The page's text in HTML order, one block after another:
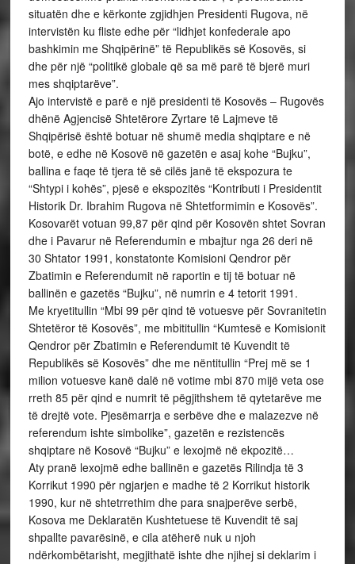
situatën dhe e kërkonte zgjidhjen Presidenti Rugova, në
intervistën ku fliste edhe për “lidhjet konfederale apo
bashkimin me Shqipërinë” të Republikës së Kosovës, si
dhe për një “politikë globale që sa më parë të bjerë muri
mes shqiptarëve”.
Ajo intervistë e parë e një presidenti të Kosovës – Rugovës
dhënë Agjencisë Shtetërore Zyrtare të Lajmeve të
Shqipërisë është botuar në shumë media shqiptare e në
botë, e edhe në Kosovë në gazetën e asaj kohe “Bujku”,
ballina e faqe të tjera të së cilës janë të ekspozura te
“Shtypi i kohës”, pjesë e ekspozitës “Kontributi i Presidentit
Historik Dr. Ibrahim Rugova në Shtetformimin e Kosovës”.
Kosovarët votuan 99,87 për qind për Kosovën shtet Sovran
dhe i Pavarur në Referendumin e mbajtur nga 26 deri në
30 Shtator 1991, konstatonte Komisioni Qendror për
Zbatimin e Referendumit në raportin e tij të botuar në
ballinën e gazetës “Bujku”, në numrin e 4 tetorit 1991.
Me kryetitullin “Mbi 99 për qind të votuesve për Sovranitetin
Shtetëror të Kosovës”, me mbititullin “Kumtesë e Komisionit
Qendror për Zbatimin e Referendumit të Kuvendit të
Republikës së Kosovës” dhe me nëntitullin “Prej më se 1
milion votuesve kanë dalë në votime mbi 870 mijë veta ose
rreth 85 për qind e numrit të pëgjithshem të qytetarëve me
të drejtë vote. Pjesëmarrja e serbëve dhe e malazezve në
referendum ishte simbolike”, gazetën e rezistencës
shqiptare në Kosovë “Bujku” e lexojmë në ekpozitë…
Aty pranë lexojmë edhe ballinën e gazetës Rilindja të 3
Korrikut 1990 për ngjarjen e madhe të 2 Korrikut historik
1990, kur në shtetrrethim dhe para snajperëve serbë,
Kosova me Deklaratën Kushtetuese të Kuvendit të saj
shpallte pavarësinë, e cila atëherë nuk u njoh
ndërkombëtarisht, megjithatë ishte dhe njihej si deklarim i